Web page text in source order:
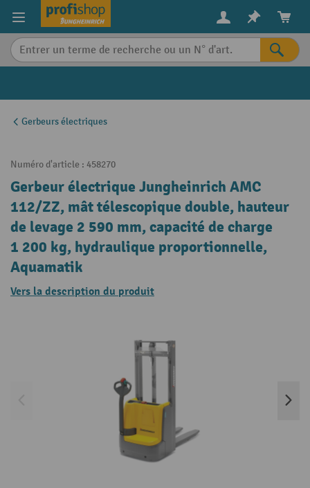
content
Gerbeurs électriques
Numéro d'article : 458270
Gerbeur électrique Jungheinrich AMC
112/ZZ, mât télescopique double, hauteur
de levage 2 590 mm, capacité de charge
1 200 kg, hydraulique proportionnelle,
Aquamatik
Vers la description du produit